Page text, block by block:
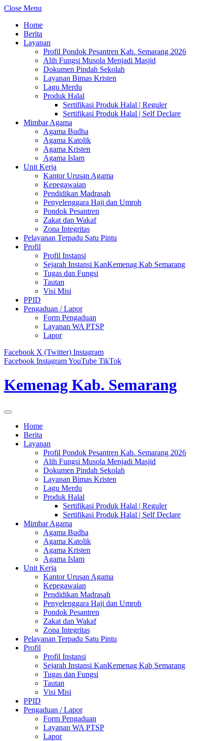
Close Menu
Home
Berita
Layanan
Profil Pondok Pesantren Kab. Semarang 2026
Alih Fungsi Musola Menjadi Masjid
Dokumen Pindah Sekolah
Layanan Bimas Kristen
Lagu Merdu
Produk Halal
Sertifikasi Produk Halal | Reguler
Sertifikasi Produk Halal | Self Declare
Mimbar Agama
Agama Budha
Agama Katolik
Agama Kristen
Agama Islam
Unit Kerja
Kantor Urusan Agama
Kepegawaian
Pendidikan Madrasah
Penyelenggara Haji dan Umroh
Pondok Pesantren
Zakat dan Wakaf
Zona Integritas
Pelayanan Terpadu Satu Pintu
Profil
Profil Instansi
Sejarah Instansi KanKemenag Kab Semarang
Tugas dan Fungsi
Tautan
Visi Misi
PPID
Pengaduan / Lapor
Form Pengaduan
Layanan WA PTSP
Lapor
Facebook X (Twitter) Instagram
Facebook InstagramYouTube TikTok
Kemenag Kab. Semarang
Home
Berita
Layanan
Profil Pondok Pesantren Kab. Semarang 2026
Alih Fungsi Musola Menjadi Masjid
Dokumen Pindah Sekolah
Layanan Bimas Kristen
Lagu Merdu
Produk Halal
Sertifikasi Produk Halal | Reguler
Sertifikasi Produk Halal | Self Declare
Mimbar Agama
Agama Budha
Agama Katolik
Agama Kristen
Agama Islam
Unit Kerja
Kantor Urusan Agama
Kepegawaian
Pendidikan Madrasah
Penyelenggara Haji dan Umroh
Pondok Pesantren
Zakat dan Wakaf
Zona Integritas
Pelayanan Terpadu Satu Pintu
Profil
Profil Instansi
Sejarah Instansi KanKemenag Kab Semarang
Tugas dan Fungsi
Tautan
Visi Misi
PPID
Pengaduan / Lapor
Form Pengaduan
Layanan WA PTSP
Lapor